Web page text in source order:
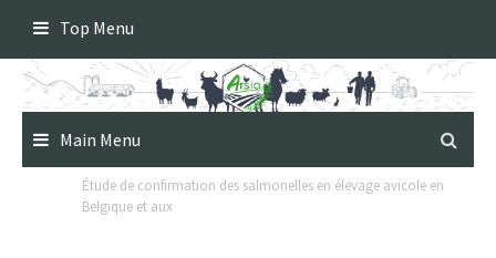
content
Top Menu
Main Menu
Étude de confirmation des salmonelles en élevage avicole en
Belgique et aux